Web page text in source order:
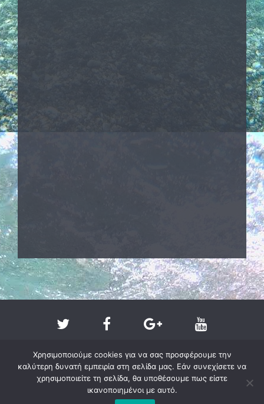
Χρησιμοποιούμε cookies για να σας προσφέρουμε την
καλύτερη δυνατή εμπειρία στη σελίδα μας. Εάν συνεχίσετε να
χρησιμοποιείτε τη σελίδα, θα υποθέσουμε πως είστε
ικανοποιημένοι με αυτό.